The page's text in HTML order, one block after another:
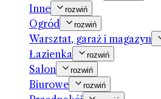
Inne rozwiń
Ogród rozwiń
Warsztat, garaż i magazyn
Łazienka rozwiń
Salon rozwiń
Biurowe rozwiń